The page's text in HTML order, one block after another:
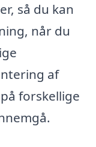
så du kan
når du
af
forskellige